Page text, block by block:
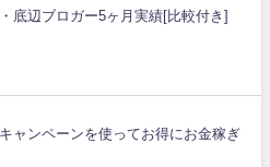
底辺ブロガー5ヶ月実績[比較付き]
ャンペーンを使ってお得にお金稼ぎ